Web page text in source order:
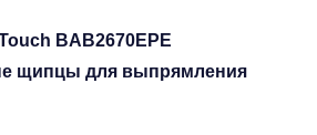
BAB2670EPE
щипцы для выпрямления